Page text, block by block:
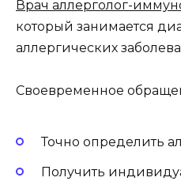
Врач аллерголог-
который занимается
аллергических
Своевременное
Точно определить
Получить